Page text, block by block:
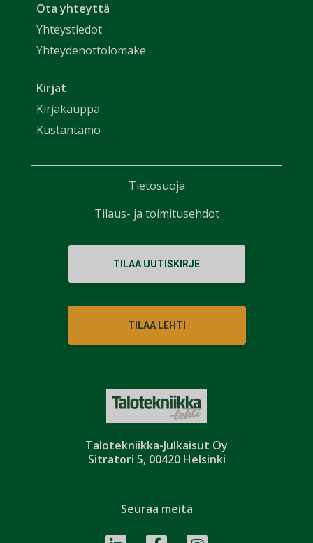
Talotekniikka-Julkaisut Oy
Sitratori 5, 00420 Helsinki
Ota yhteyttä
Yhteystiedot
Yhteydenottolomake
Kirjat
Kirjakauppa
Kustantamo
TILAA UUTISKIRJE
TILAA LEHTI
Seuraa meitä
Tietosuoja
Tilaus- ja toimitusehdot